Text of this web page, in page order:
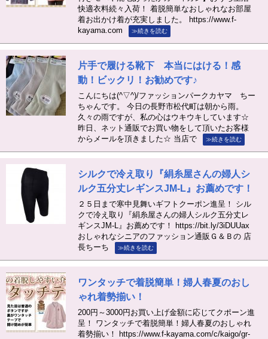
快適衣料続々入荷！ 着脱簡単なおしゃれなお部屋
着お出かけ着が充実しました。 https://www.f-
kayama.com
≫続きを読む
片手で履ける靴下 本当にはける！感
動！ビックリ！お勧めです♪
こんにちは(^▽^)/ファッションパークカヤマ ちー
ちゃんです。 今日の長野市松代町は朝から雨。
久々の雨ですが、私の心はウキウキしています☆
昨日、ネット通販でお買い物をして頂いたお客様
からメールを頂きました☆ 当店で
≫続きを読む
シルクで冷え取り『絹糸屋さんの婦人シ
ルク五分丈レギンスJM-L』お薦めです！
２５日まで寒中見舞いギフトクーポン進呈！ シル
クで冷え取り『絹糸屋さんの婦人シルク五分丈レ
ギンスJM-L』お薦めです！ https://bit.ly/3iDUUax
おしゃれなシニアのファッション通販Ｇ＆Ｂの 店
長ちーち
≫続きを読む
ワンタッチで着脱簡単！婦人春夏のおし
ゃれ着勢揃い！
200円～3000円お買い上げ金額に応じてクポーン進
呈！ ワンタッチで着脱簡単！婦人春夏のおしゃれ
着勢揃い！ https://www.f-kayama.com/c/kaigo/gr-